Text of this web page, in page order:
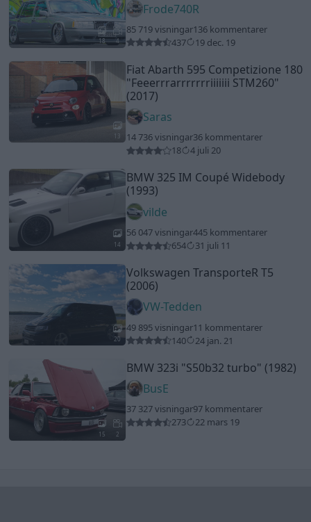
18 4
Frode740R
85 719 visningar136 kommentarer
437
19 dec. 19
13
Fiat Abarth 595 Competizione 180
"Feeerrrarrrrrrriiiiiii STM260"
(2017)
Saras
14 736 visningar36 kommentarer
18
4 juli 20
14
BMW 325 IM Coupé Widebody
(1993)
vilde
56 047 visningar445 kommentarer
654
31 juli 11
20
Volkswagen TransporteR T5
(2006)
VW-Tedden
49 895 visningar11 kommentarer
140
24 jan. 21
15 2
BMW 323i "S50b32 turbo" (1982)
BusE
37 327 visningar97 kommentarer
273
22 mars 19